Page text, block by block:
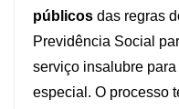
públicos das regras
Previdência Social
serviço insalubre
especial. O processo